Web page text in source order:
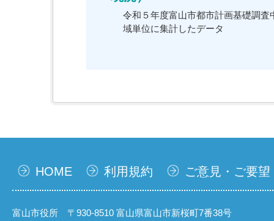
令和５年度富山市都市計画基礎調
域単位に集計したデータ
HOME 利用規約 ご意見・ご要望
富山市役所 〒930-8510 富山県富山市新桜町7番38号